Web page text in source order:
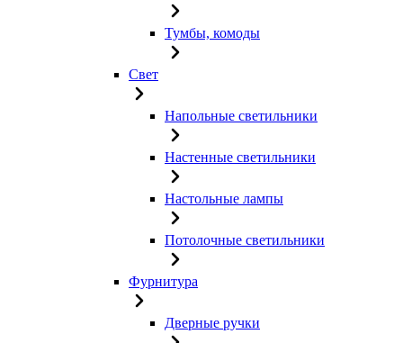
Тумбы, комоды
Свет
Напольные светильники
Настенные светильники
Настольные лампы
Потолочные светильники
Фурнитура
Дверные ручки